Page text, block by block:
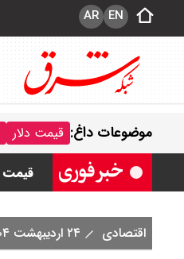
EN
AR
موضوعات داغ: قیمت دلار
قیمت خودرو امروز
قیمت
قیمت
شاخص بورس
اقتصادی ۲۴ اردیبهشت ۱۴۰۴